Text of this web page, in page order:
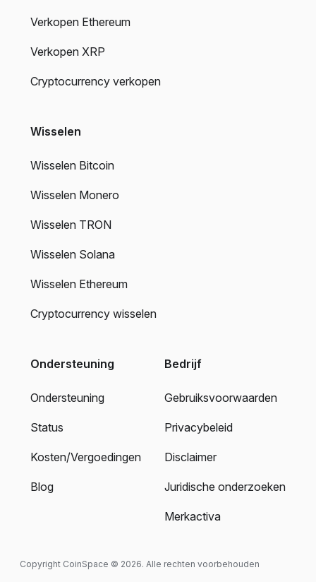
Verkopen Ethereum
Verkopen XRP
Cryptocurrency verkopen
Wisselen
Wisselen Bitcoin
Wisselen Monero
Wisselen TRON
Wisselen Solana
Wisselen Ethereum
Cryptocurrency wisselen
Ondersteuning
Ondersteuning
Status
Kosten/Vergoedingen
Blog
Bedrijf
Gebruiksvoorwaarden
Privacybeleid
Disclaimer
Juridische onderzoeken
Merkactiva
Copyright CoinSpace © 2026. Alle rechten voorbehouden